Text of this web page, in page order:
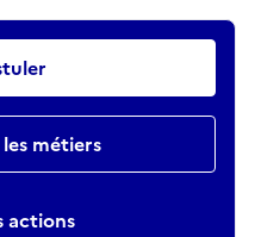
métiers
actions